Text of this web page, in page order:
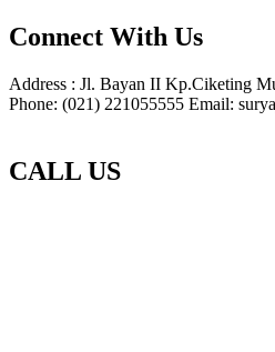
Connect With Us
Address : Jl. Bayan II Kp.Ciketing
Phone: (021) 221055555 Email:
CALL US